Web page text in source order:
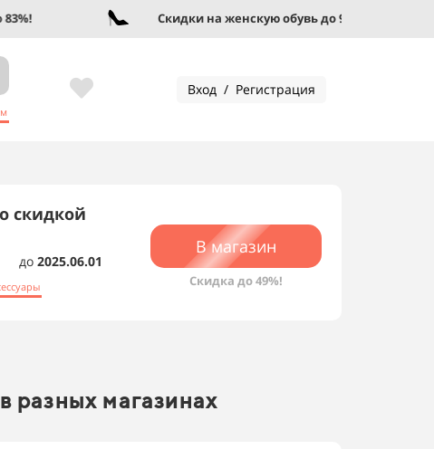
Скидки на женскую обувь до 95%!
Вход / Регистрация
скидкой
до 2025.06.01
В магазин
Скидка до 49%!
разных магазинах